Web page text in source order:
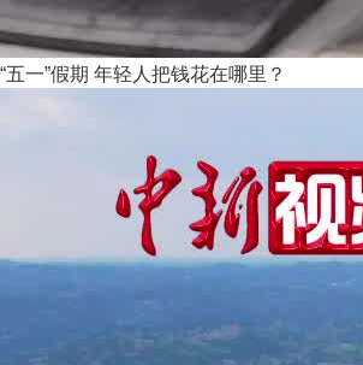
“五一”假期 年轻人把钱花在哪里？